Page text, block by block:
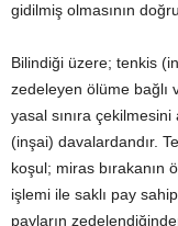
gidilmiş olmasının
Bilindiği üzere; tenkis
zedeleyen ölüme bağlı
yasal sınıra
(inşai) davalardandır.
koşul; miras bırakanın
işlemi ile saklı pay
payların